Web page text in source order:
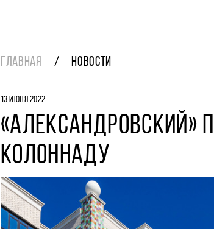
ГЛАВНАЯ НОВОСТИ
13 ИЮНЯ 2022
«АЛЕКСАНДРОВСКИЙ»
КОЛОННАДУ